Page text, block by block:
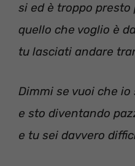
si ed è troppo presto
quello che voglio è
tu lasciati andare
Dimmi se vuoi che
e sto diventando
e tu sei davvero